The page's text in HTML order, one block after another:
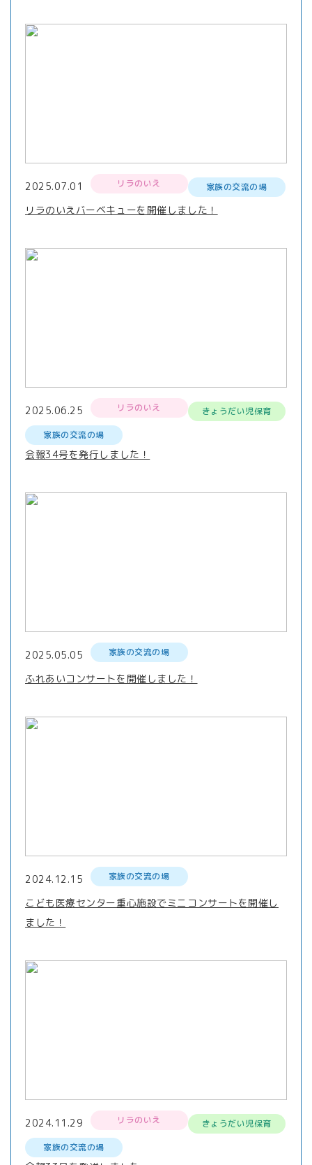
2025.07.01 リラのいえ 家族の交流の場
リラのいえバーベキューを開催しました！
2025.06.25 リラのいえ
きょうだい児保育
家族の交流の場
会報34号を発行しました！
2025.05.05 家族の交流の場
ふれあいコンサートを開催しました！
2024.12.15 家族の交流の場
こども医療センター重心施設でミニコンサートを開催し
ました！
2024.11.29 リラのいえ
きょうだい児保育
家族の交流の場